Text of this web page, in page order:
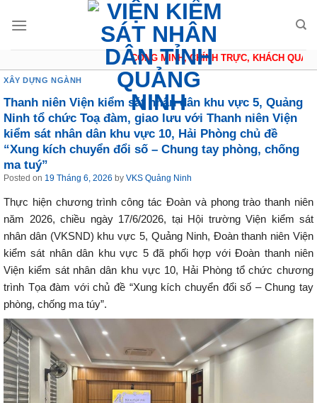
CÔNG MINH, CHÍNH TRỰC, KHÁCH QUAN,
XÂY DỰNG NGÀNH
Thanh niên Viện kiểm sát nhân dân khu vực 5, Quảng
Ninh tổ chức Toạ đàm, giao lưu với Thanh niên Viện
kiểm sát nhân dân khu vực 10, Hải Phòng chủ đề
“Xung kích chuyển đổi số – Chung tay phòng, chống
ma tuý”
Posted on 19 Tháng 6, 2026 by VKS Quảng Ninh
Thực hiện chương trình công tác Đoàn và phong trào thanh niên
năm 2026, chiều ngày 17/6/2026, tại Hội trường Viện kiểm sát
nhân dân (VKSND) khu vực 5, Quảng Ninh, Đoàn thanh niên Viện
kiểm sát nhân dân khu vực 5 đã phối hợp với Đoàn thanh niên
Viện kiểm sát nhân dân khu vực 10, Hải Phòng tổ chức chương
trình Tọa đàm với chủ đề “Xung kích chuyển đổi số – Chung tay
phòng, chống ma túy”.